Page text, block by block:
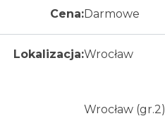
Cena:Darmowe
Lokalizacja:Wrocław
Wrocław (gr.2)